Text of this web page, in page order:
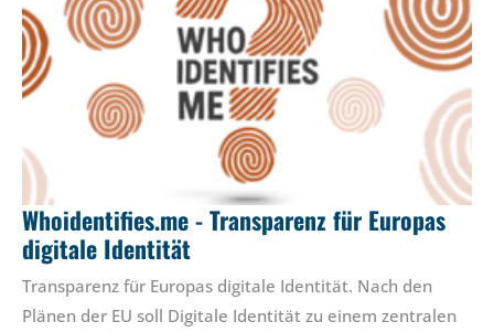
Whoidentifies.me - Transparenz für Europas
digitale Identität
Transparenz für Europas digitale Identität. Nach den
Plänen der EU soll Digitale Identität zu einem zentralen